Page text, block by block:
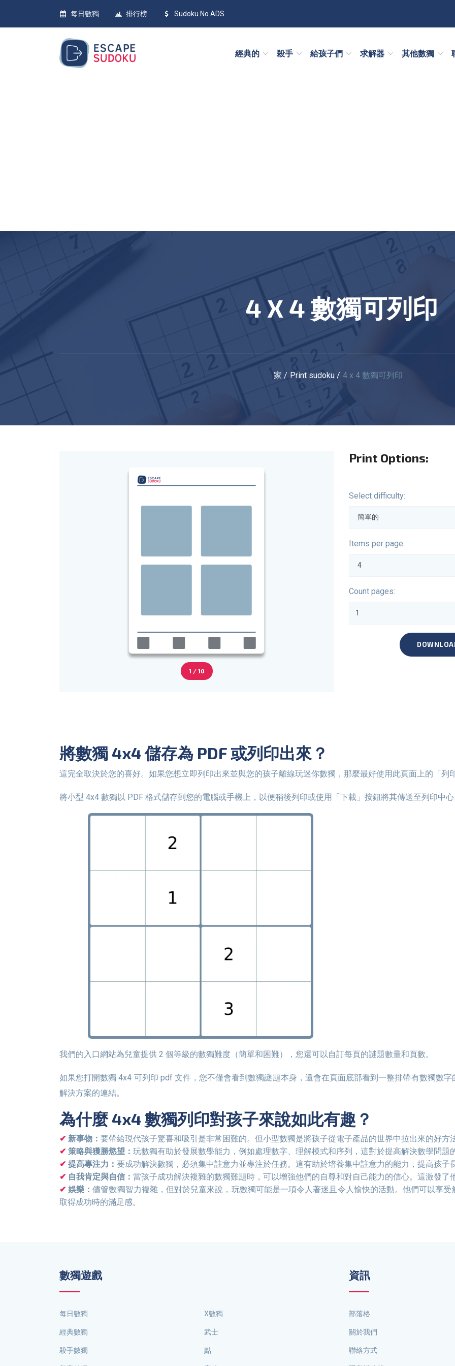
每日數獨 排行榜 Sudoku No ADS
經典的 殺手 給孩子們 求解器 其他數獨
4 X 4 數獨可列印
家 Print sudoku 4 x 4 數獨可列印
1 / 10
Print Options:
Select difficulty:
Items per page:
Count pages:
將數獨 4x4 儲存為 PDF 或列印出來？
這完全取決於您的喜好。如果您想立即列印出來並與您的孩子離線玩迷你數獨，那麼最好使用此頁面上的「列
將小型 4x4 數獨以 PDF 格式儲存到您的電腦或手機上，以便稍後列印或使用「下載」按鈕將其傳送至列印中心
我們的入口網站為兒童提供 2 個等級的數獨難度（簡單和困難），您還可以自訂每頁的謎題數量和頁數。
如果您打開數獨 4x4 可列印 pdf 文件，您不僅會看到數獨謎題本身，還會在頁面底部看到一整排帶有數獨數字的二維碼。每個代碼都是指向特定小型數獨謎題
解決方案的連結。
為什麼 4x4 數獨列印對孩子來說如此有趣？
新事物： 要帶給現代孩子驚喜和吸引是非常困難的。但小型數獨是將孩子從電子產品的世界中拉出來的好方法
策略與獲勝慾望： 玩數獨有助於發展數學能力，例如處理數字、理解模式和序列，這對於提高解決數學問題
提高專注力： 要成功解決數獨，必須集中註意力並專注於任務。這有助於培養集中註意力的能力，提高孩子
自我肯定與自信： 當孩子成功解決複雜的數獨難題時，可以增強他們的自尊和對自己能力的信心。這激發了
娛樂：儘管數獨智力複雜，但對於兒童來說，玩數獨可能是一項令人著迷且令人愉快的活動。他們可以享
取得成功時的滿足感。
數獨遊戲
每日數獨
經典數獨
殺手數獨
X數獨
武士
點
資訊
部落格
關於我們
聯絡方式